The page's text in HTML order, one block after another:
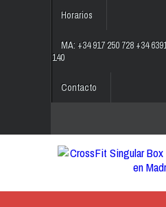
Horarios
MA: +34 917 250 728 +34
140
Contacto